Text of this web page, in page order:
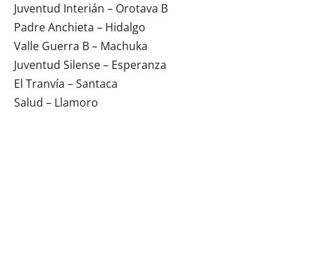
Juventud Interián – Orotava B
Padre Anchieta – Hidalgo
Valle Guerra B – Machuka
Juventud Silense – Esperanza
El Tranvía – Santaca
Salud – Llamoro